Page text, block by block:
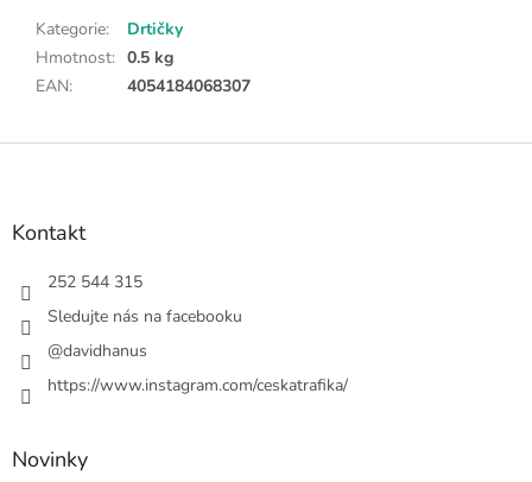
Kategorie:
Drtičky
Hmotnost: 0.5 kg
EAN: 4054184068307
Z
Kontakt
252 544 315
Sledujte nás na facebooku
@davidhanus
https://www.instagram.com/ceskatrafika/
Novinky